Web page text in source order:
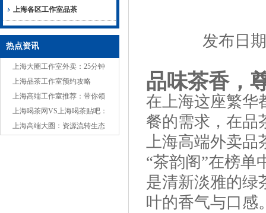
上海各区工作室品茶
热点资讯
上海大圈工作室外卖：25分钟
送达的嫩茶
上海品茶工作室预约攻略
上海高端工作室推荐：带你领
略极致服务
上海喝茶网VS上海喝茶贴吧：
信息丰富度对比
上海高端大圈：资源流转生态
发布日
品味茶香，
在上海这座繁华
餐的需求，在品
上海高端外卖品
“茶韵阁”在榜单
是清新淡雅的绿
叶的香气与口感